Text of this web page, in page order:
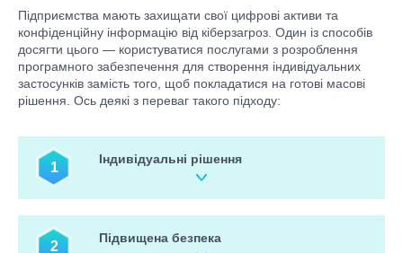
Підприємства мають захищати свої цифрові активи та
конфіденційну інформацію від кіберзагроз. Один із способів
досягти цього — користуватися послугами з розроблення
програмного забезпечення для створення індивідуальних
застосунків замість того, щоб покладатися на готові масові
рішення. Ось деякі з переваг такого підходу:
1
Індивідуальні рішення
бути адаптований для забезпечення необхідних функцій
безпеки та захисту від цільових кіберзагроз.
2
Підвищена безпека